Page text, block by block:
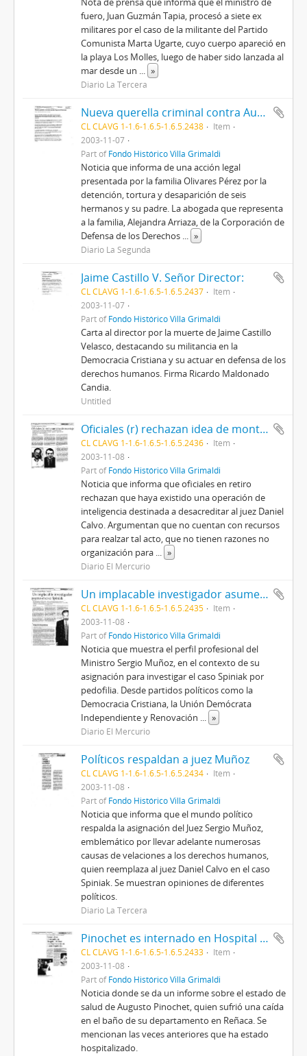
fuero, Juan Guzmán Tapia, procesó a siete ex
militares por el caso de la militante del Partido
Comunista Marta Ugarte, cuyo cuerpo apareció en
la playa Los Molles, luego de haber sido lanzada al
mar desde un ... »
Diario La Tercera
Nueva querella criminal contra Augusto Pinochet
CL CLAVG 1-1.6-1.6.5-1.6.5.2438
Item
2003-11-07
Part ofFondo Histórico Villa Grimaldi
Noticia que informa de una acción legal
presentada por la familia Olivares Pérez por la
detención, tortura y desaparición de seis
hermanos y su padre. La abogada que representa
a la familia, Alejandra Arriaza, de la Corporación de
Defensa de los Derechos ... »
Diario La Segunda
Jaime Castillo V. Señor Director:
CL CLAVG 1-1.6-1.6.5-1.6.5.2437
Item
2003-11-07
Part ofFondo Histórico Villa Grimaldi
Carta al director por la muerte de Jaime Castillo
Velasco, destacando su militancia en la
Democracia Cristiana y su actuar en defensa de los
derechos humanos. Firma Ricardo Maldonado
Candia.
Untitled
Oficiales (r) rechazan idea de montaje
CL CLAVG 1-1.6-1.6.5-1.6.5.2436
Item
2003-11-08
Part ofFondo Histórico Villa Grimaldi
Noticia que informa que oficiales en retiro
rechazan que haya existido una operación de
inteligencia destinada a desacreditar al juez Daniel
Calvo. Argumentan que no cuentan con recursos
para realzar tal acto, que no tienen razones no
organización para ... »
Diario El Mercurio
Un implacable investigador asume el caso Spiniak
CL CLAVG 1-1.6-1.6.5-1.6.5.2435
Item
2003-11-08
Part ofFondo Histórico Villa Grimaldi
Noticia que muestra el perfil profesional del
Ministro Sergio Muñoz, en el contexto de su
asignación para investigar el caso Spiniak por
pedofilia. Desde partidos políticos como la
Democracia Cristiana, la Unión Demócrata
Independiente y Renovación ... »
Diario El Mercurio
Políticos respaldan a juez Muñoz
CL CLAVG 1-1.6-1.6.5-1.6.5.2434
Item
2003-11-08
Part ofFondo Histórico Villa Grimaldi
Noticia que informa que el mundo político
respalda la asignación del Juez Sergio Muñoz,
emblemático por llevar adelante numerosas
causas de velaciones a los derechos humanos,
quien reemplaza al juez Daniel Calvo en el caso
Spiniak. Se muestran opiniones de diferentes
políticos.
Diario La Tercera
Pinochet es internado en Hospital Militar tras fracturarse su mano izquierda
CL CLAVG 1-1.6-1.6.5-1.6.5.2433
Item
2003-11-08
Part ofFondo Histórico Villa Grimaldi
Noticia donde se da un informe sobre el estado de
salud de Augusto Pinochet, quien sufrió una caída
en el baño de su departamento en Reñaca. Se
mencionan las veces anteriores que ha estado
hospitalizado.